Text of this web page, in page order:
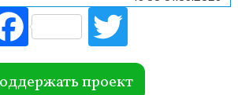
Fac
ebo
ok r
проект